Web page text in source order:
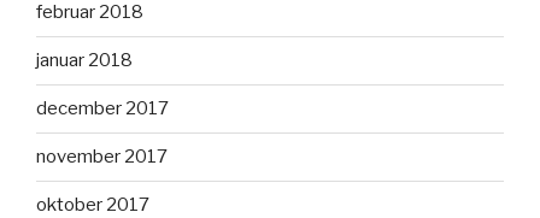
februar 2018
januar 2018
december 2017
november 2017
oktober 2017